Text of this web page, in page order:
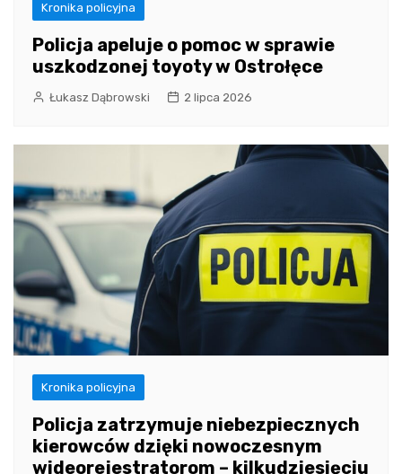
Kronika policyjna
Policja apeluje o pomoc w sprawie
uszkodzonej toyoty w Ostrołęce
Łukasz Dąbrowski 2 lipca 2026
Kronika policyjna
Policja zatrzymuje niebezpiecznych
kierowców dzięki nowoczesnym
wideorejestratorom – kilkudziesięciu